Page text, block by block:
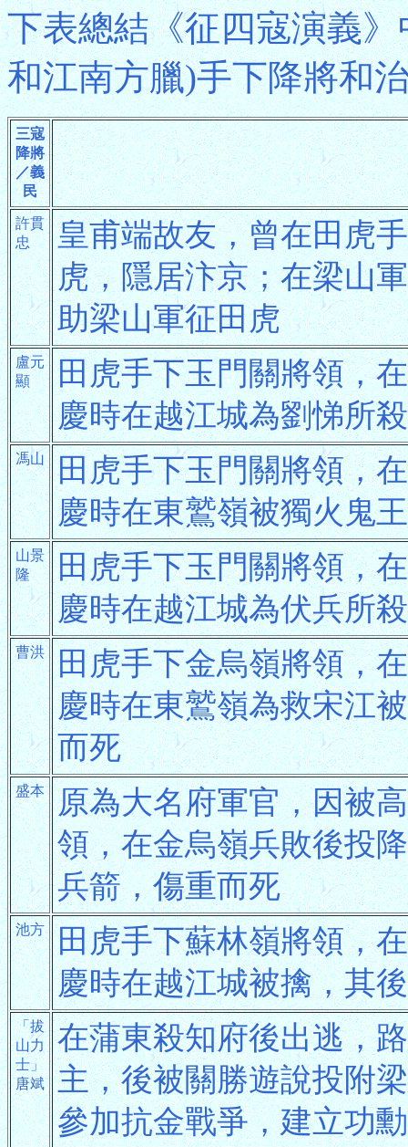
下表總結《征四寇演義
和江南方臘)手下降將和
三寇
降將
／義
民
許貫
忠
皇甫端故友，曾在田虎
虎，隱居汴京；在梁山
助梁山軍征田虎
盧元
顯
田虎手下玉門關將領，
慶時在越江城為劉悌所殺
馮山
田虎手下玉門關將領，
慶時在東鷲嶺被獨火鬼
山景
隆
田虎手下玉門關將領，
慶時在越江城為伏兵所殺
曹洪
田虎手下金烏嶺將領，
慶時在東鷲嶺為救宋江
而死
盛本
原為大名府軍官，因被
領，在金烏嶺兵敗後投
兵箭，傷重而死
池方
田虎手下蘇林嶺將領，
慶時在越江城被擒，其
「拔
山力
士」
唐斌
在蒲東殺知府後出逃，
主，後被關勝遊說投附
參加抗金戰爭，建立功勳